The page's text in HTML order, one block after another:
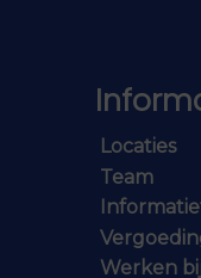
Locaties
Team
Werken